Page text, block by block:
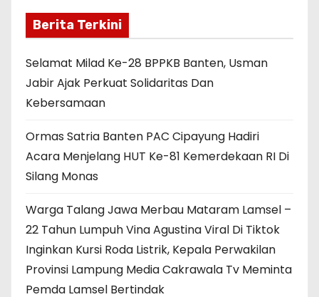
Berita Terkini
Selamat Milad Ke-28 BPPKB Banten, Usman
Jabir Ajak Perkuat Solidaritas Dan
Kebersamaan
Ormas Satria Banten PAC Cipayung Hadiri
Acara Menjelang HUT Ke-81 Kemerdekaan RI Di
Silang Monas
Warga Talang Jawa Merbau Mataram Lamsel –
22 Tahun Lumpuh Vina Agustina Viral Di Tiktok
Inginkan Kursi Roda Listrik, Kepala Perwakilan
Provinsi Lampung Media Cakrawala Tv Meminta
Pemda Lamsel Bertindak